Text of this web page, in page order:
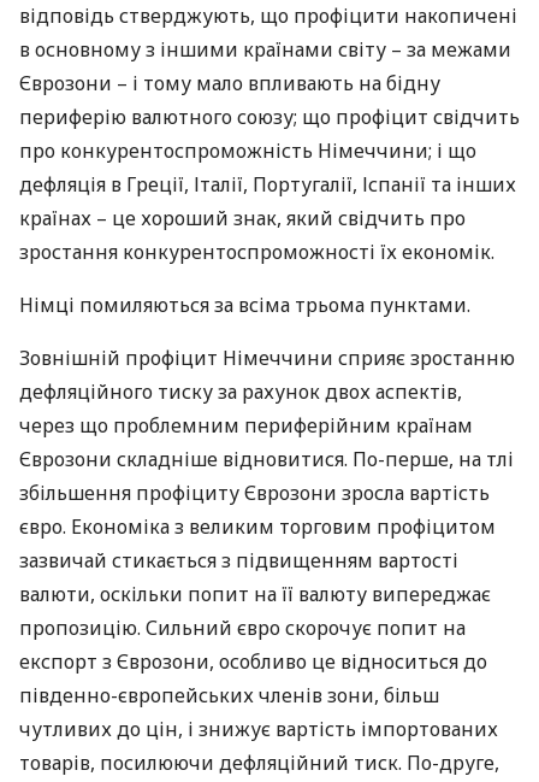
відповідь стверджують, що профіцити накопичені
в основному з іншими країнами світу – за межами
Єврозони – і тому мало впливають на бідну
периферію валютного союзу; що профіцит свідчить
про конкурентоспроможність Німеччини; і що
дефляція в Греції, Італії, Португалії, Іспанії та інших
країнах – це хороший знак, який свідчить про
зростання конкурентоспроможності їх економік.
Німці помиляються за всіма трьома пунктами.
Зовнішній профіцит Німеччини сприяє зростанню
дефляційного тиску за рахунок двох аспектів,
через що проблемним периферійним країнам
Єврозони складніше відновитися. По-перше, на тлі
збільшення профіциту Єврозони зросла вартість
євро. Економіка з великим торговим профіцитом
зазвичай стикається з підвищенням вартості
валюти, оскільки попит на її валюту випереджає
пропозицію. Сильний євро скорочує попит на
експорт з Єврозони, особливо це відноситься до
південно-європейських членів зони, більш
чутливих до цін, і знижує вартість імпортованих
товарів, посилюючи дефляційний тиск. По-друге,